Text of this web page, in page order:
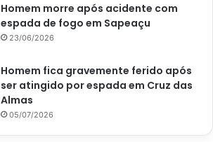
Homem morre após acidente com
espada de fogo em Sapeaçu
23/06/2026
Homem fica gravemente ferido após
ser atingido por espada em Cruz das
Almas
05/07/2026